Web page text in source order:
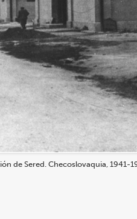
de Sered. Checoslovaquia, 1941-